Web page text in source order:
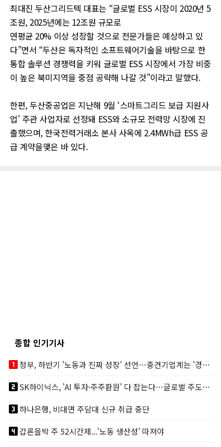
최대진 두산그리드텍 대표는 “글로벌 ESS 시장이 2020년 5
조원, 2025년에는 12조원 규모로
연평균 20% 이상 성장할 것으로 전문가들은 예상하고 있
다”면서 “두산은 독자적인 소프트웨어기술을 바탕으로 한
통합 솔루션 경쟁력을 키워 글로벌 ESS 시장에서 가장 비중
이 높은 북미지역을 중점 공략해 나갈 것”이라고 말했다.
한편, 두산중공업은 지난해 9월 ‘스마트그리드 보급 지원사
업’ 주관 사업자로 선정돼 ESS와 소규모 전력망 시장에 진
출했으며, 한국전력거래소 본사 사옥에 2.4MWh급 ESS 공
급 계약을맺은 바 있다.
종합 인기기사
looks_one
정부, 하반기 '노동과 진짜 성장' 선언…중견기업계는 '경영 불확실성' 우려
looks_two
SK하이닉스, 'AI 투자·주주환원' 다 잡는다…글로벌 주도권 굳히기
looks_3하나은행, 비대면 주담대 신규 취급 중단
looks_4갑론을박 주 52시간제...'노동 생산성' 따져야